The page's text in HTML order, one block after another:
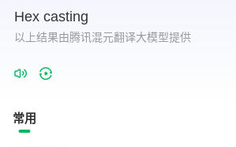
Hex casting
以上结果由腾讯混元翻译大模型提供
常用